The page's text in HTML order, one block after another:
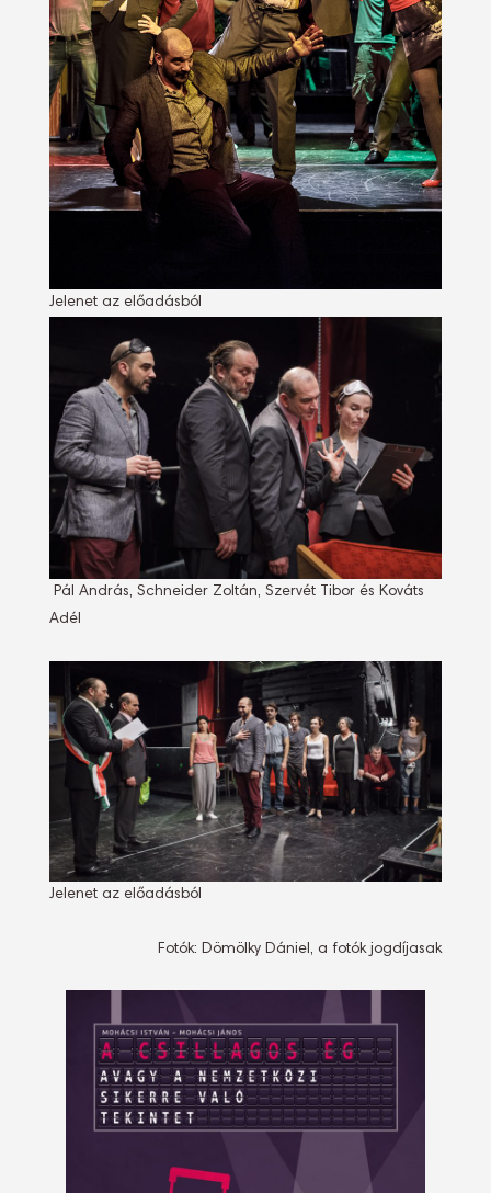
Jelenet az előadásból
Pál András, Schneider Zoltán, Szervét Tibor és Kováts
Adél
Jelenet az előadásból
Fotók: Dömölky Dániel, a fotók jogdíjasak